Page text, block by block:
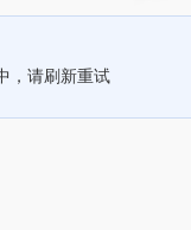
，请刷新重试